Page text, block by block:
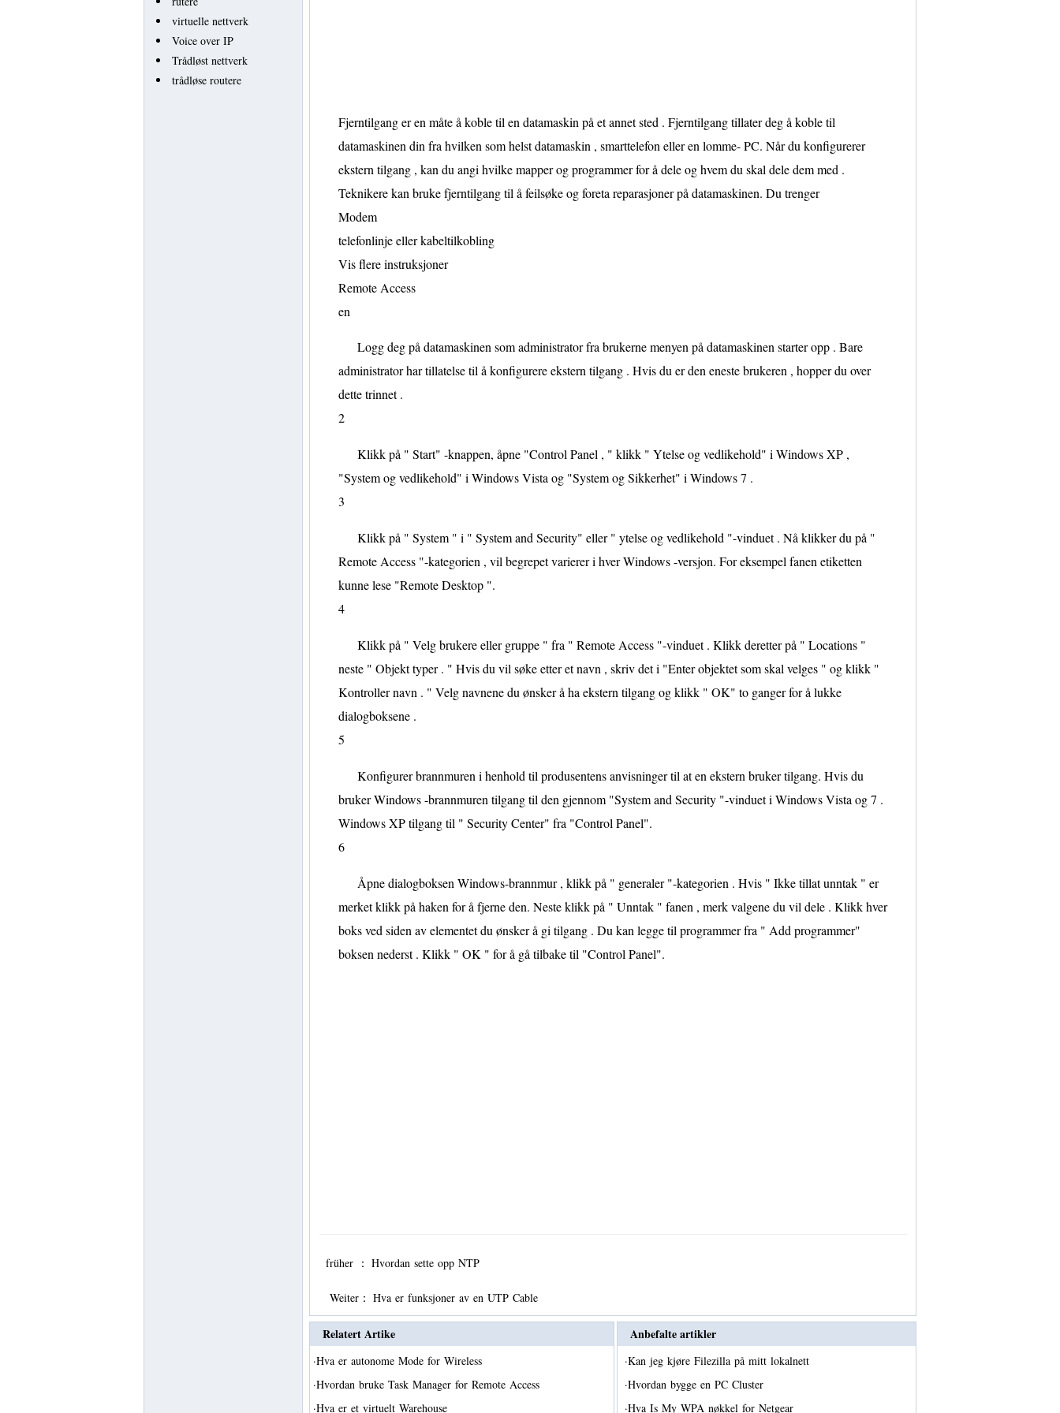
virtuelle nettverk
Voice over IP
Trådløst nettverk
trådløse routere
Fjerntilgang er en måte å koble til en datamaskin på et annet sted . Fjerntilgang tillater deg å koble til
datamaskinen din fra hvilken som helst datamaskin , smarttelefon eller en lomme- PC. Når du konfigurerer
ekstern tilgang , kan du angi hvilke mapper og programmer for å dele og hvem du skal dele dem med .
Teknikere kan bruke fjerntilgang til å feilsøke og foreta reparasjoner på datamaskinen. Du trenger
Modem
telefonlinje eller kabeltilkobling
Vis flere instruksjoner
Remote Access
en
Logg deg på datamaskinen som administrator fra brukerne menyen på datamaskinen starter opp . Bare
administrator har tillatelse til å konfigurere ekstern tilgang . Hvis du er den eneste brukeren , hopper du over
dette trinnet .
2
Klikk på " Start" -knappen, åpne "Control Panel , " klikk " Ytelse og vedlikehold" i Windows XP ,
"System og vedlikehold" i Windows Vista og "System og Sikkerhet" i Windows 7 .
3
Klikk på " System " i " System and Security" eller " ytelse og vedlikehold "-vinduet . Nå klikker du på "
Remote Access "-kategorien , vil begrepet varierer i hver Windows -versjon. For eksempel fanen etiketten
kunne lese "Remote Desktop ".
4
Klikk på " Velg brukere eller gruppe " fra " Remote Access "-vinduet . Klikk deretter på " Locations "
neste " Objekt typer . " Hvis du vil søke etter et navn , skriv det i "Enter objektet som skal velges " og klikk "
Kontroller navn . " Velg navnene du ønsker å ha ekstern tilgang og klikk " OK" to ganger for å lukke
dialogboksene .
5
Konfigurer brannmuren i henhold til produsentens anvisninger til at en ekstern bruker tilgang. Hvis du
bruker Windows -brannmuren tilgang til den gjennom "System and Security "-vinduet i Windows Vista og 7 .
Windows XP tilgang til " Security Center" fra "Control Panel".
6
Åpne dialogboksen Windows-brannmur , klikk på " generaler "-kategorien . Hvis " Ikke tillat unntak " er
merket klikk på haken for å fjerne den. Neste klikk på " Unntak " fanen , merk valgene du vil dele . Klikk hver
boks ved siden av elementet du ønsker å gi tilgang . Du kan legge til programmer fra " Add programmer"
boksen nederst . Klikk " OK " for å gå tilbake til "Control Panel".
früher ： Hvordan sette opp NTP
Weiter： Hva er funksjoner av en UTP Cable
Relatert Artike
·Hva er autonome Mode for Wireless
·Hvordan bruke Task Manager for Remote Access
·Hva er et virtuelt Warehouse
Anbefalte artikler
·Kan jeg kjøre Filezilla på mitt lokalnett
·Hvordan bygge en PC Cluster
·Hva Is My WPA nøkkel for Netgear